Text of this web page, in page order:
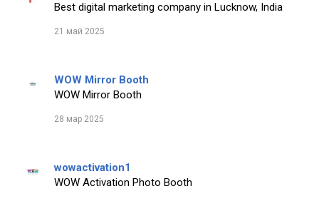
Best digital marketing company in Lucknow, India
21 май 2025
WOW Mirror Booth
WOW Mirror Booth
28 мар 2025
wowactivation1
WOW Activation Photo Booth